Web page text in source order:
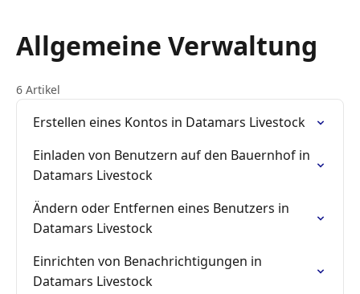
Allgemeine Verwaltung
6 Artikel
Erstellen eines Kontos in Datamars Livestock
Einladen von Benutzern auf den Bauernhof in
Datamars Livestock
Ändern oder Entfernen eines Benutzers in
Datamars Livestock
Einrichten von Benachrichtigungen in
Datamars Livestock